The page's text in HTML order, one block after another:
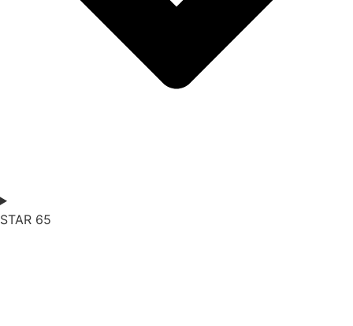
STAR 65